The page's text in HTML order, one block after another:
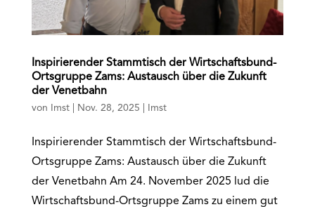
Inspirierender Stammtisch der Wirtschaftsbund-
Ortsgruppe Zams: Austausch über die Zukunft
der Venetbahn
von Imst| Nov. 28, 2025 Imst
Inspirierender Stammtisch der Wirtschaftsbund-
Ortsgruppe Zams: Austausch über die Zukunft
der Venetbahn Am 24. November 2025 lud die
Wirtschaftsbund-Ortsgruppe Zams zu einem gut